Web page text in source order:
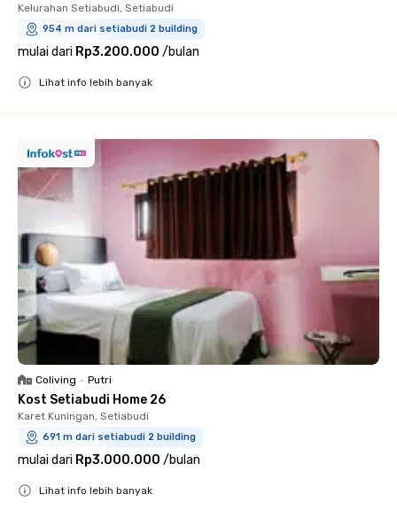
Kelurahan Setiabudi, Setiabudi
954 m dari setiabudi 2 building
mulai dari Rp3.200.000 /bulan
Lihat info lebih banyak
Coliving • Putri
Kost Setiabudi Home 26
Karet Kuningan, Setiabudi
691 m dari setiabudi 2 building
mulai dari Rp3.000.000 /bulan
Lihat info lebih banyak